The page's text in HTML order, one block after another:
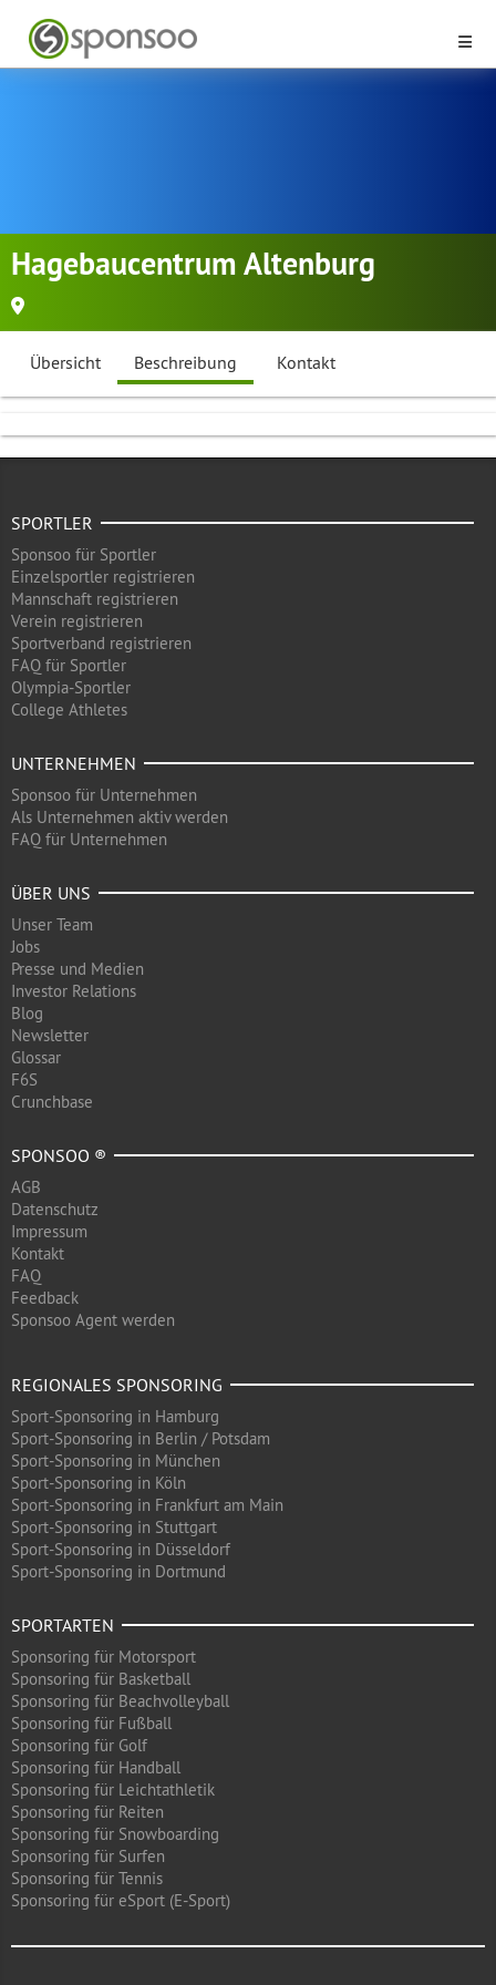
Hagebaucentrum Altenburg
Übersicht Beschreibung Kontakt
SPORTLER
Sponsoo für Sportler
Einzelsportler registrieren
Mannschaft registrieren
Verein registrieren
Sportverband registrieren
FAQ für Sportler
Olympia-Sportler
College Athletes
UNTERNEHMEN
Sponsoo für Unternehmen
Als Unternehmen aktiv werden
FAQ für Unternehmen
ÜBER UNS
Unser Team
Jobs
Presse und Medien
Investor Relations
Blog
Newsletter
Glossar
F6S
Crunchbase
SPONSOO ®
AGB
Datenschutz
Impressum
Kontakt
FAQ
Feedback
Sponsoo Agent werden
REGIONALES SPONSORING
Sport-Sponsoring in Hamburg
Sport-Sponsoring in Berlin / Potsdam
Sport-Sponsoring in München
Sport-Sponsoring in Köln
Sport-Sponsoring in Frankfurt am Main
Sport-Sponsoring in Stuttgart
Sport-Sponsoring in Düsseldorf
Sport-Sponsoring in Dortmund
SPORTARTEN
Sponsoring für Motorsport
Sponsoring für Basketball
Sponsoring für Beachvolleyball
Sponsoring für Fußball
Sponsoring für Golf
Sponsoring für Handball
Sponsoring für Leichtathletik
Sponsoring für Reiten
Sponsoring für Snowboarding
Sponsoring für Surfen
Sponsoring für Tennis
Sponsoring für eSport (E-Sport)